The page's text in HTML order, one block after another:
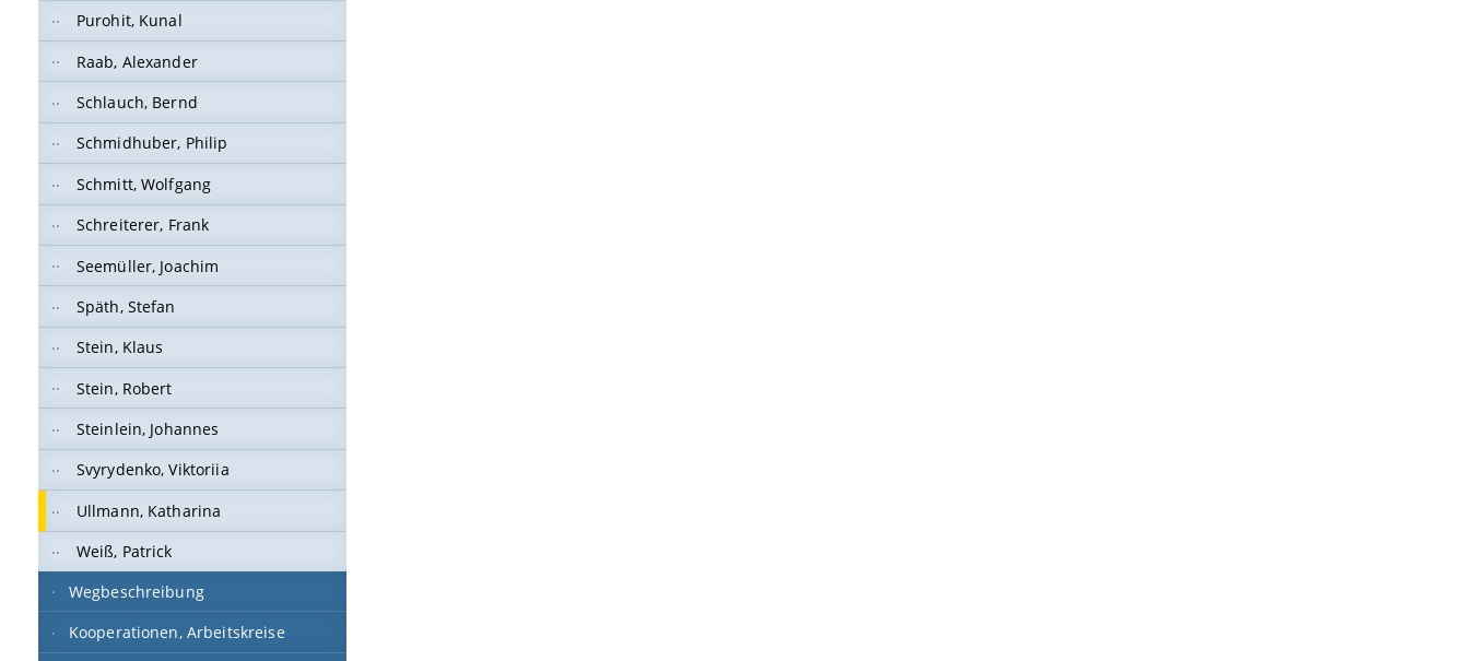
Purohit, Kunal
Raab, Alexander
Schlauch, Bernd
Schmidhuber, Philip
Schmitt, Wolfgang
Schreiterer, Frank
Seemüller, Joachim
Späth, Stefan
Stein, Klaus
Stein, Robert
Steinlein, Johannes
Svyrydenko, Viktoriia
Ullmann, Katharina
Weiß, Patrick
Wegbeschreibung
Kooperationen, Arbeitskreise